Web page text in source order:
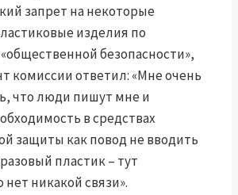
запрет на некоторые
изделия по
безопасности»,
комиссии ответил: «Мне очень
что люди пишут мне и
в средствах
защиты как повод не вводить
пластик – тут
никакой связи».